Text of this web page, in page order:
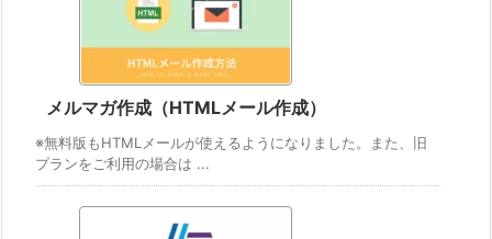
メルマガ作成（HTMLメール作成）
※無料版もHTMLメールが使えるようになりました。また、旧
プランをご利用の場合は ...